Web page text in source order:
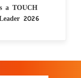
a TOUCH
2026